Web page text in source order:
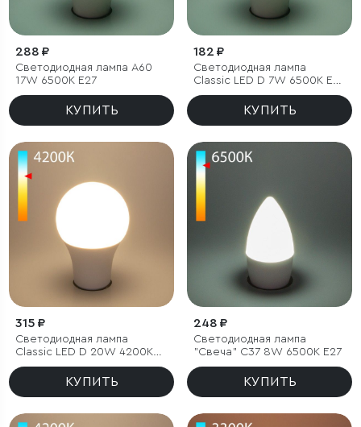
288 ₽
Светодиодная лампа А60
17W 6500K E27
КУПИТЬ
182 ₽
Светодиодная лампа
Classic LED D 7W 6500K E27
А60
КУПИТЬ
315 ₽
Светодиодная лампа
Classic LED D 20W 4200K
E27 А65
КУПИТЬ
248 ₽
Светодиодная лампа
"Свеча" C37 8W 6500K E27
КУПИТЬ